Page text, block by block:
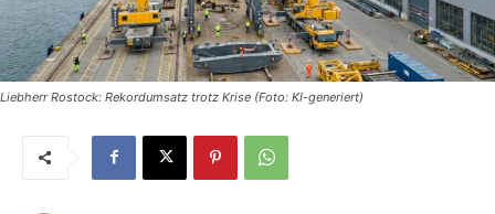
Liebherr Rostock: Rekordumsatz trotz Krise (Foto: KI-generiert)